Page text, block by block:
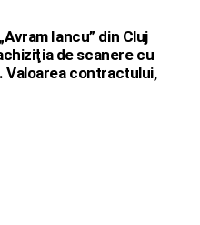
Iancu” din Cluj
de scanere cu
contractului,